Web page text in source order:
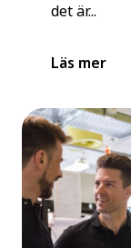
det är...
Läs mer